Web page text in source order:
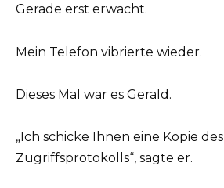
Gerade erst erwacht.
Mein Telefon vibrierte wieder.
Dieses Mal war es Gerald.
„Ich schicke Ihnen eine Kopie des
Zugriffsprotokolls“, sagte er.